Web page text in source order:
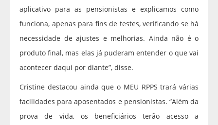
aplicativo para as pensionistas e explicamos como
funciona, apenas para fins de testes, verificando se há
necessidade de ajustes e melhorias. Ainda não é o
produto final, mas elas já puderam entender o que vai
acontecer daqui por diante”, disse.
Cristine destacou ainda que o MEU RPPS trará várias
facilidades para aposentados e pensionistas. “Além da
prova de vida, os beneficiários terão acesso a